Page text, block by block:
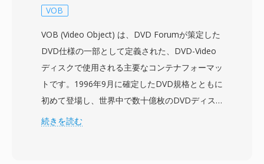
VOB
VOB (Video Object) は、DVD Forumが策定した
DVD仕様の一部として定義された、DVD-Video
ディスクで使用される主要なコンテナフォーマッ
トです。1996年9月に確定したDVD規格とともに
初めて登場し、世界中で数十億枚のDVDディス
クに使用されてきました。VOBファイルは
続きを読む